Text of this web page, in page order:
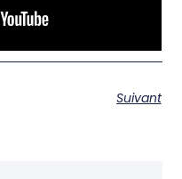
Suivant